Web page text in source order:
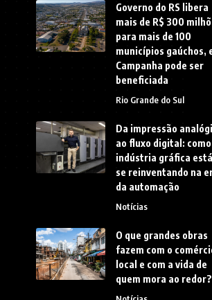
Governo do RS libera
mais de R$ 300
para mais de 100
municípios gaúchos,
Campanha pode ser
beneficiada
Rio Grande do Sul
Da impressão
ao fluxo digital: como
indústria gráfica está
se reinventando na
da automação
Notícias
O que grandes obras
fazem com o
local e com a vida de
quem mora ao redor?